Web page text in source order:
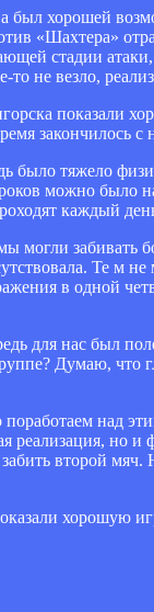
хорошей
«Шахтера»
стадии
то не везло,
показали
закончилось
было тяжело
можно было
каждый
могли забивать
Те м
в одной
для нас был
Думаю,
над
реализация, но
забить второй
хорошую